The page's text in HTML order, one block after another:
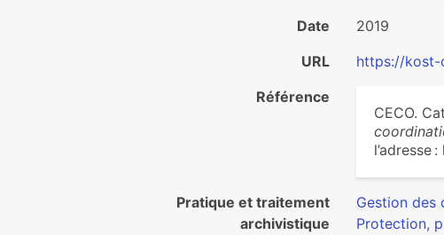
Date
2019
URL
https://kost-
Référence
CECO.
l’adresse
Pratique et traitement
archivistique
Gestion des
Protection,